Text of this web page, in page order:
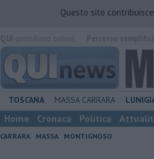
Questo sito
TOSCANA MASSA CARRARA
Home Cronaca Politica
CARRARA MASSA MONTIGNOSO